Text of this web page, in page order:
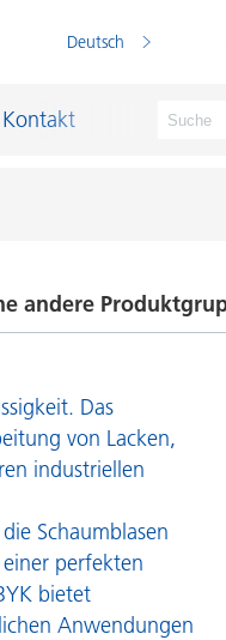
Deutsch
Kontakt
PVC Compounds
Schiffslackierung
Schmierstoffe
Thermosets
andere
und Coupling
Netz- und Dispergieradditive
Das
von Lacken,
industriellen
Schaumblasen
perfekten
bietet
Anwendungen